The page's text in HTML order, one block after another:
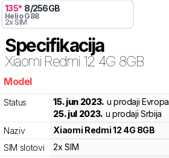
135* 8/256GB
Helio G88
2x SIM
Specifikacija
Xiaomi Redmi 12 4G 8GB
Model
Status 15. jun 2023. u prodaji Evropa
25. jul 2023. u prodaji Srbija
Naziv
Xiaomi Redmi 12 4G 8GB
SIM slotovi
2x SIM